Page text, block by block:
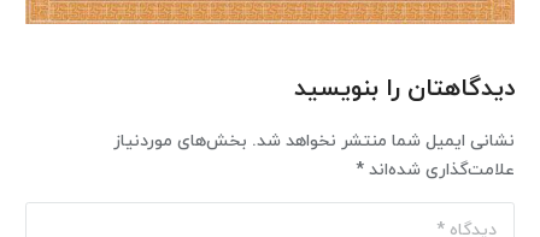
دیدگاهتان را بنویسید
نشانی ایمیل شما منتشر نخواهد شد. بخش‌های موردنیاز
علامت‌گذاری شده‌اند *